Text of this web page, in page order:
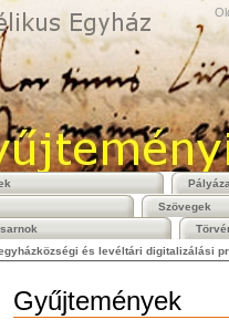
Szövegek
és levéltári digitalizálási
Gyűjtemények